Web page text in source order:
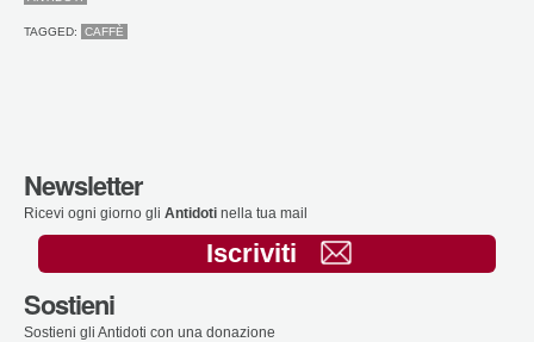
TAGGED: CAFFÈ
Newsletter
Ricevi ogni giorno gli Antidoti nella tua mail
Iscriviti
Sostieni
Sostieni gli Antidoti con una donazione